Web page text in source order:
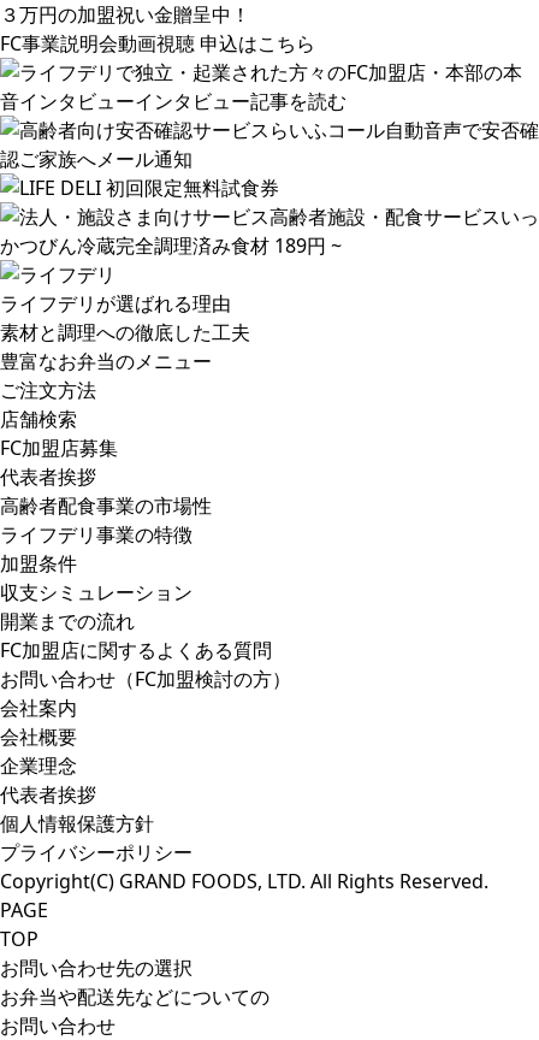
３万円の加盟祝い金贈呈中！
FC事業説明会動画視聴 申込はこちら
ライフデリが選ばれる理由
素材と調理への徹底した工夫
豊富なお弁当のメニュー
ご注文方法
店舗検索
FC加盟店募集
代表者挨拶
高齢者配食事業の市場性
ライフデリ事業の特徴
加盟条件
収支シミュレーション
開業までの流れ
FC加盟店に関するよくある質問
お問い合わせ（FC加盟検討の方）
会社案内
会社概要
企業理念
代表者挨拶
個人情報保護方針
プライバシーポリシー
Copyright(C) GRAND FOODS, LTD. All Rights Reserved.
PAGE
TOP
お問い合わせ先の選択
お弁当や配送先などについての
お問い合わせ